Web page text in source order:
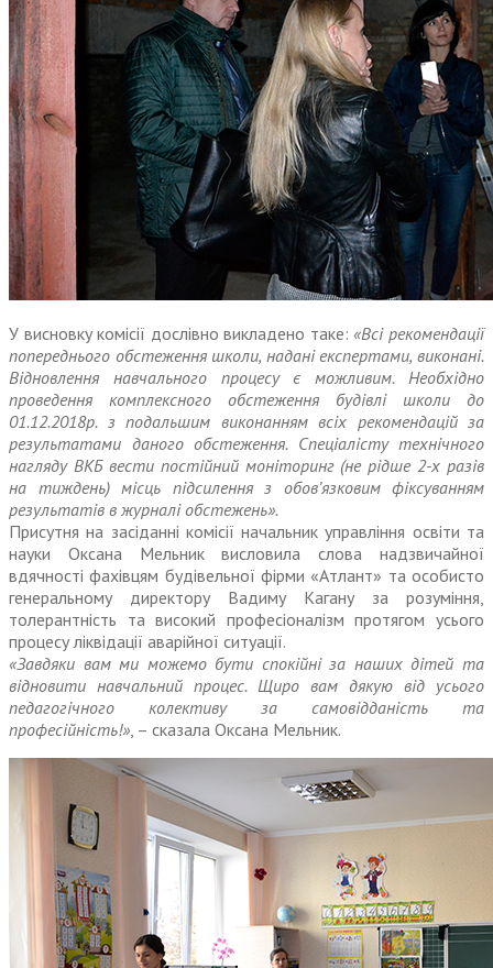
У висновку комісії дослівно викладено таке: «Всі рекомендації
попереднього обстеження школи, надані експертами, виконані.
Відновлення навчального процесу є можливим. Необхідно
проведення комплексного обстеження будівлі школи до
01.12.2018р. з подальшим виконанням всіх рекомендацій за
результатами даного обстеження. Спеціалісту технічного
нагляду ВКБ вести постійний моніторинг (не рідше 2-х разів
на тиждень) місць підсилення з обов’язковим фіксуванням
результатів в журналі обстежень».
Присутня на засіданні комісії начальник управління освіти та
науки Оксана Мельник висловила слова надзвичайної
вдячності фахівцям будівельної фірми «Атлант» та особисто
генеральному директору Вадиму Кагану за розуміння,
толерантність та високий професіоналізм протягом усього
процесу ліквідації аварійної ситуації.
«Завдяки вам ми можемо бути спокійні за наших дітей та
відновити навчальний процес. Щиро вам дякую від усього
педагогічного колективу за самовідданість та
професійність!», – сказала Оксана Мельник.